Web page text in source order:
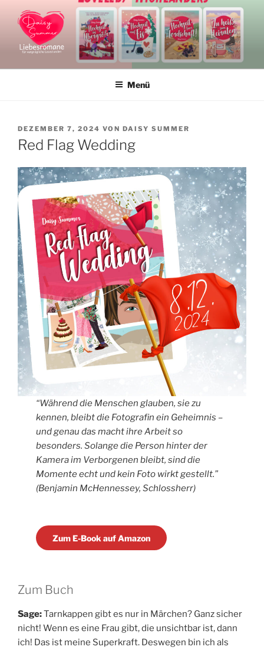
Inhalt
springen
DAISY SUMMER
Menü
VERÖFFENTLICHT
AM
DEZEMBER 7, 2024 VON DAISY SUMMER
Red Flag Wedding
“Während die Menschen glauben, sie zu
kennen, bleibt die Fotografin ein Geheimnis –
und genau das macht ihre Arbeit so
besonders. Solange die Person hinter der
Kamera im Verborgenen bleibt, sind die
Momente echt und kein Foto wirkt gestellt.”
(Benjamin McHennessey, Schlossherr)
Zum E-Book auf Amazon
Zum Buch
Sage:Tarnkappen gibt es nur in Märchen? Ganz sicher
nicht! Wenn es eine Frau gibt, die unsichtbar ist, dann
ich! Das ist meine Superkraft. Deswegen bin ich als